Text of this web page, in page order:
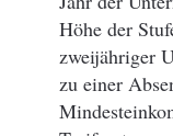
Höhe der
zweijähriger
zu einer